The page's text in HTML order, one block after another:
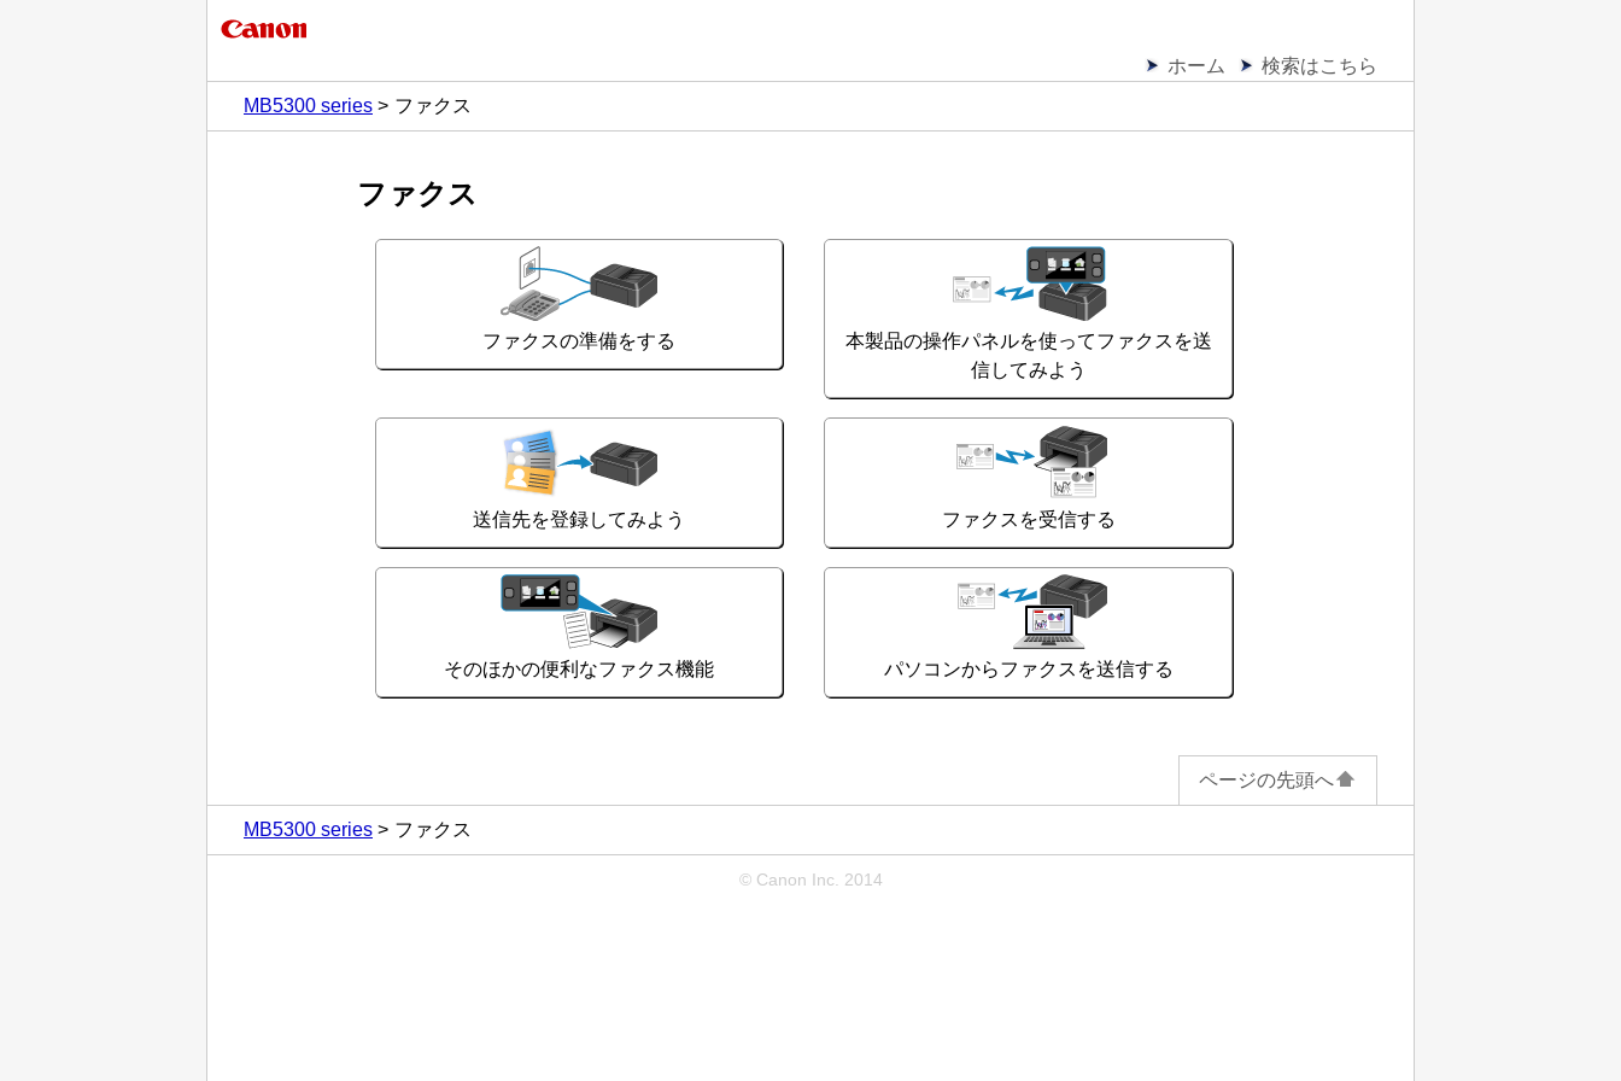
ホーム
検索はこちら
MB5300 series
ファクス
ファクス
ファクスの準備をする
本製品の操作パネルを使ってファクスを送
信してみよう
送信先を登録してみよう ファクスを受信する
そのほかの便利なファクス機能 パソコンからファクスを送信する
ページの先頭へ
MB5300 series ファクス
© Canon Inc. 2014